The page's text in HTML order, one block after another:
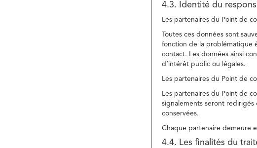
4.3. Identité du
Les partenaires du Point de
Toutes ces données sont
fonction de la problématique
contact. Les données ainsi
d’intérêt public ou légales.
Les partenaires du Point de
Les partenaires du Point de
signalements seront redirigés
conservées.
Chaque partenaire demeure
4.4. Les finalités du